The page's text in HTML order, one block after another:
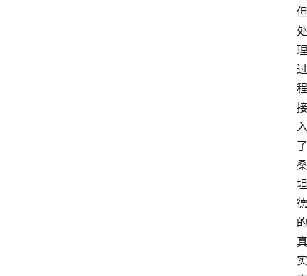
但
处
理
过
程
接
入
了
桑
坦
德
的
真
实